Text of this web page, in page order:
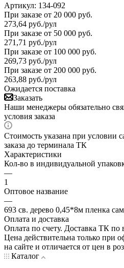
Артикул: 134-092
При заказе от 20 000 руб.
273,64 руб./рул
При заказе от 50 000 руб.
271,71 руб./рул
При заказе от 100 000 руб.
269,73 руб./рул
При заказе от 200 000 руб.
263,88 руб./рул
Ожидается поставка
Заказать
Наши менеджеры обязательно
условия заказа
Стоимость указана при условии
заказа до терминала ТК
Характеристики
Кол-во в индивидуальной
—
1
Оптовое название
—
693 св. дерево 0,45*8м пленка
Оплата и доставка
Оплата по счету. Доставка ТК по
Цена действительна только при
на сайте и отличается от цен в
Каталог